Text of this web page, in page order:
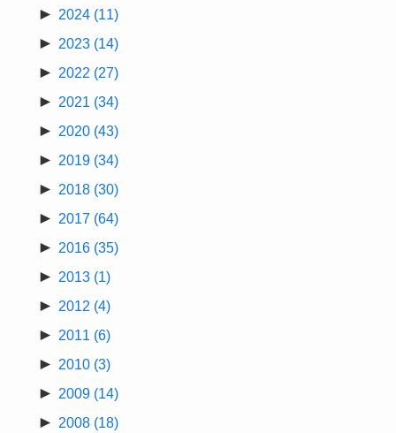
► 2024 (11)
► 2023 (14)
► 2022 (27)
► 2021 (34)
► 2020 (43)
► 2019 (34)
► 2018 (30)
► 2017 (64)
► 2016 (35)
► 2013 (1)
► 2012 (4)
► 2011 (6)
► 2010 (3)
► 2009 (14)
► 2008 (18)